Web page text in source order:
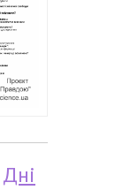
Дні